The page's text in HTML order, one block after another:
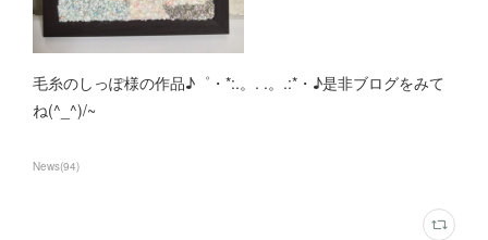
毛糸のしっぽ様の作品♪゜・*:.。. .。.:*・♪是非ブログをみて
ね(^_^)/~
News(94)